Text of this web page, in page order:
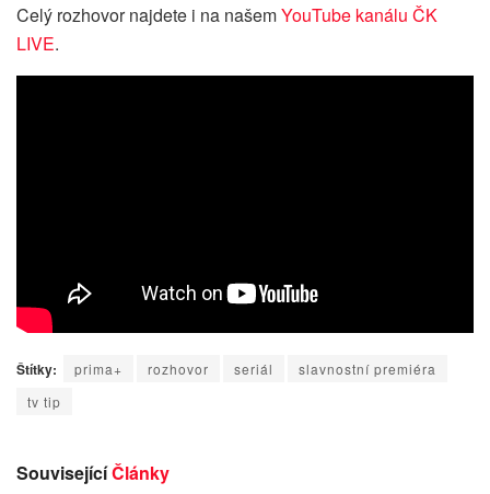
Celý rozhovor najdete i na našemYouTube kanálu ČK
LIVE.
Štítky: prima+ rozhovor seriál
slavnostní premiéra
tv tip
SouvisejícíČlánky